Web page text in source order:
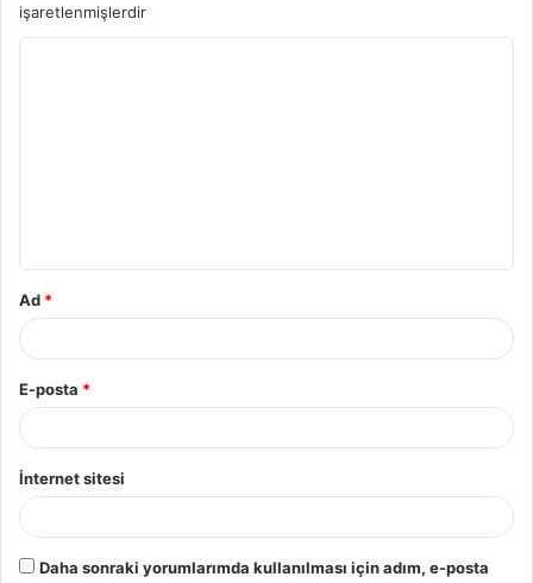
işaretlenmişlerdir
Ad *
E-posta *
İnternet sitesi
Daha sonraki yorumlarımda kullanılması için adım, e-posta